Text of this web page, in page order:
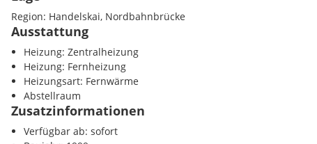
ab sofort
VERFÜGBARE MIETFLÄCHEN
2.OG 425 m² EUR 12,50 ab sofort
9.OG 495 m² EUR 18,50 ab sofort
9.OG 389 m² EUR 18,50 ab sofort
9.OG 884 m² EUR 17,90 ab sofort
26.OG 484 m² EUR 21,50 ab sofort
Region: Handelskai, Nordbahnbrücke
Ausstattung
Heizung: Zentralheizung
Heizung: Fernheizung
Heizungsart: Fernwärme
Abstellraum
Zusatzinformationen
Verfügbar ab: sofort